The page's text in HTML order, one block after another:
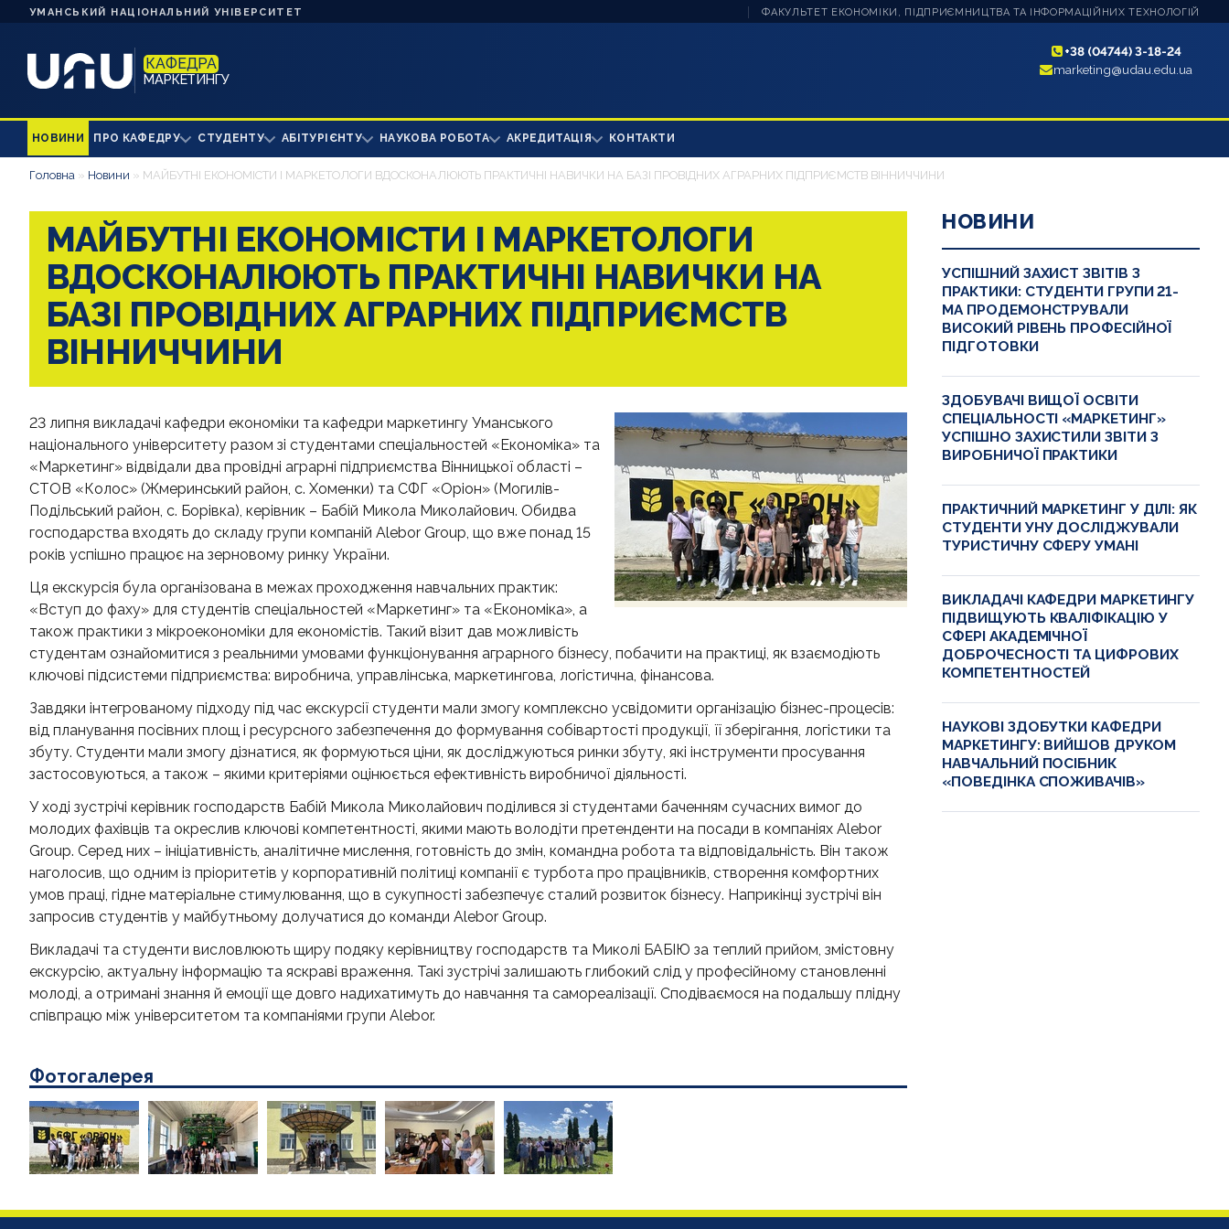
УМАНСЬКИЙ НАЦІОНАЛЬНИЙ УНІВЕРСИТЕТ ФАКУЛЬТЕТ ЕКОНОМІКИ, ПІДПРИЄМНИЦТВА ТА ІНФОРМАЦІЙНИХ ТЕХНОЛОГІЙ
КАФЕДРА
МАРКЕТИНГУ
+38 (04744) 3-18-24
marketing@udau.edu.ua
НОВИНИ ПРО КАФЕДРУ СТУДЕНТУ АБІТУРІЄНТУ НАУКОВА РОБОТА АКРЕДИТАЦІЯ КОНТАКТИ
Головна » Новини » МАЙБУТНІ ЕКОНОМІСТИ І МАРКЕТОЛОГИ ВДОСКОНАЛЮЮТЬ ПРАКТИЧНІ НАВИЧКИ НА БАЗІ ПРОВІДНИХ АГРАРНИХ ПІДПРИЄМСТВ ВІННИЧЧИНИ
МАЙБУТНІ ЕКОНОМІСТИ І МАРКЕТОЛОГИ
ВДОСКОНАЛЮЮТЬ ПРАКТИЧНІ НАВИЧКИ НА
БАЗІ ПРОВІДНИХ АГРАРНИХ ПІДПРИЄМСТВ
ВІННИЧЧИНИ
23 липня викладачі кафедри економіки та кафедри маркетингу Уманського
національного університету разом зі студентами спеціальностей «Економіка» та
«Маркетинг» відвідали два провідні аграрні підприємства Вінницької області –
СТОВ «Колос» (Жмеринський район, с. Хоменки) та СФГ «Оріон» (Могилів-
Подільський район, с. Борівка), керівник – Бабій Микола Миколайович. Обидва
господарства входять до складу групи компаній Alebor Group, що вже понад 15
років успішно працює на зерновому ринку України.
Ця екскурсія була організована в межах проходження навчальних практик:
«Вступ до фаху» для студентів спеціальностей «Маркетинг» та «Економіка», а
також практики з мікроекономіки для економістів. Такий візит дав можливість
студентам ознайомитися з реальними умовами функціонування аграрного бізнесу, побачити на практиці, як взаємодіють
ключові підсистеми підприємства: виробнича, управлінська, маркетингова, логістична, фінансова.
Завдяки інтегрованому підходу під час екскурсії студенти мали змогу комплексно усвідомити організацію бізнес-процесів:
від планування посівних площ і ресурсного забезпечення до формування собівартості продукції, її зберігання, логістики та
збуту. Студенти мали змогу дізнатися, як формуються ціни, як досліджуються ринки збуту, які інструменти просування
застосовуються, а також – якими критеріями оцінюється ефективність виробничої діяльності.
У ході зустрічі керівник господарств Бабій Микола Миколайович поділився зі студентами баченням сучасних вимог до
молодих фахівців та окреслив ключові компетентності, якими мають володіти претенденти на посади в компаніях Alebor
Group. Серед них – ініціативність, аналітичне мислення, готовність до змін, командна робота та відповідальність. Він також
наголосив, що одним із пріоритетів у корпоративній політиці компанії є турбота про працівників, створення комфортних
умов праці, гідне матеріальне стимулювання, що в сукупності забезпечує сталий розвиток бізнесу. Наприкінці зустрічі він
запросив студентів у майбутньому долучатися до команди Alebor Group.
Викладачі та студенти висловлюють щиру подяку керівництву господарств та Миколі БАБІЮ за теплий прийом, змістовну
екскурсію, актуальну інформацію та яскраві враження. Такі зустрічі залишають глибокий слід у професійному становленні
молоді, а отримані знання й емоції ще довго надихатимуть до навчання та самореалізації. Сподіваємося на подальшу плідну
співпрацю між університетом та компаніями групи Alebor.
Фотогалерея
НОВИНИ
УСПІШНИЙ ЗАХИСТ ЗВІТІВ З
ПРАКТИКИ: СТУДЕНТИ ГРУПИ 21-
МА ПРОДЕМОНСТРУВАЛИ
ВИСОКИЙ РІВЕНЬ ПРОФЕСІЙНОЇ
ПІДГОТОВКИ
ЗДОБУВАЧІ ВИЩОЇ ОСВІТИ
СПЕЦІАЛЬНОСТІ «МАРКЕТИНГ»
УСПІШНО ЗАХИСТИЛИ ЗВІТИ З
ВИРОБНИЧОЇ ПРАКТИКИ
ПРАКТИЧНИЙ МАРКЕТИНГ У ДІЛІ: ЯК
СТУДЕНТИ УНУ ДОСЛІДЖУВАЛИ
ТУРИСТИЧНУ СФЕРУ УМАНІ
ВИКЛАДАЧІ КАФЕДРИ МАРКЕТИНГУ
ПІДВИЩУЮТЬ КВАЛІФІКАЦІЮ У
СФЕРІ АКАДЕМІЧНОЇ
ДОБРОЧЕСНОСТІ ТА ЦИФРОВИХ
КОМПЕТЕНТНОСТЕЙ
НАУКОВІ ЗДОБУТКИ КАФЕДРИ
МАРКЕТИНГУ: ВИЙШОВ ДРУКОМ
НАВЧАЛЬНИЙ ПОСІБНИК
«ПОВЕДІНКА СПОЖИВАЧІВ»